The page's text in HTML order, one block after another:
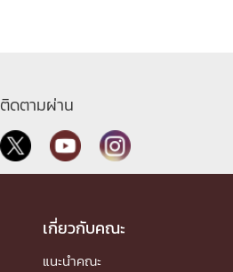
ติดตามผ่าน
เกี่ยวกับคณะ
แนะนำคณะ